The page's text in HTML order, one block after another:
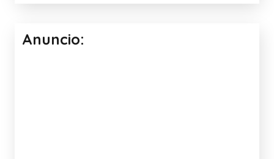
Anuncio: